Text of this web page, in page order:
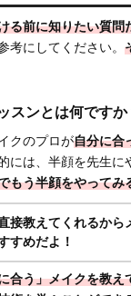
る前に知りたい質問
考にしてください。
スンとは何ですか
クのプロが自分に合
には、半顔を先生に
もう半顔をやってみ
接教えてくれるから
すめだよ！
合う」メイクを教え